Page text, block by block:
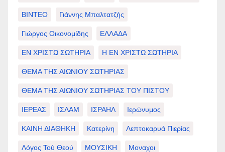
ΒΙΝΤΕΟ Γιάννης Μπαλτατζής
Γιώργος Οικονομίδης ΕΛΛΑΔΑ
ΕΝ ΧΡΙΣΤΩ ΣΩΤΗΡΙΑ Η ΕΝ ΧΡΙΣΤΩ ΣΩΤΗΡΙΑ
ΘΕΜΑ ΤΗΣ ΑΙΩΝΙΟΥ ΣΩΤΗΡΙΑΣ
ΘΕΜΑ ΤΗΣ ΑΙΩΝΙΟΥ ΣΩΤΗΡΙΑΣ ΤΟΥ ΠΙΣΤΟΥ
ΙΕΡΕΑΣ ΙΣΛΑΜ ΙΣΡΑΗΛ Ιερώνυμος
ΚΑΙΝΗ ΔΙΑΘΗΚΗ Κατερίνη Λεπτοκαρυά Πιερίας
Λόγος Τού Θεού ΜΟΥΣΙΚΗ Μοναχοι